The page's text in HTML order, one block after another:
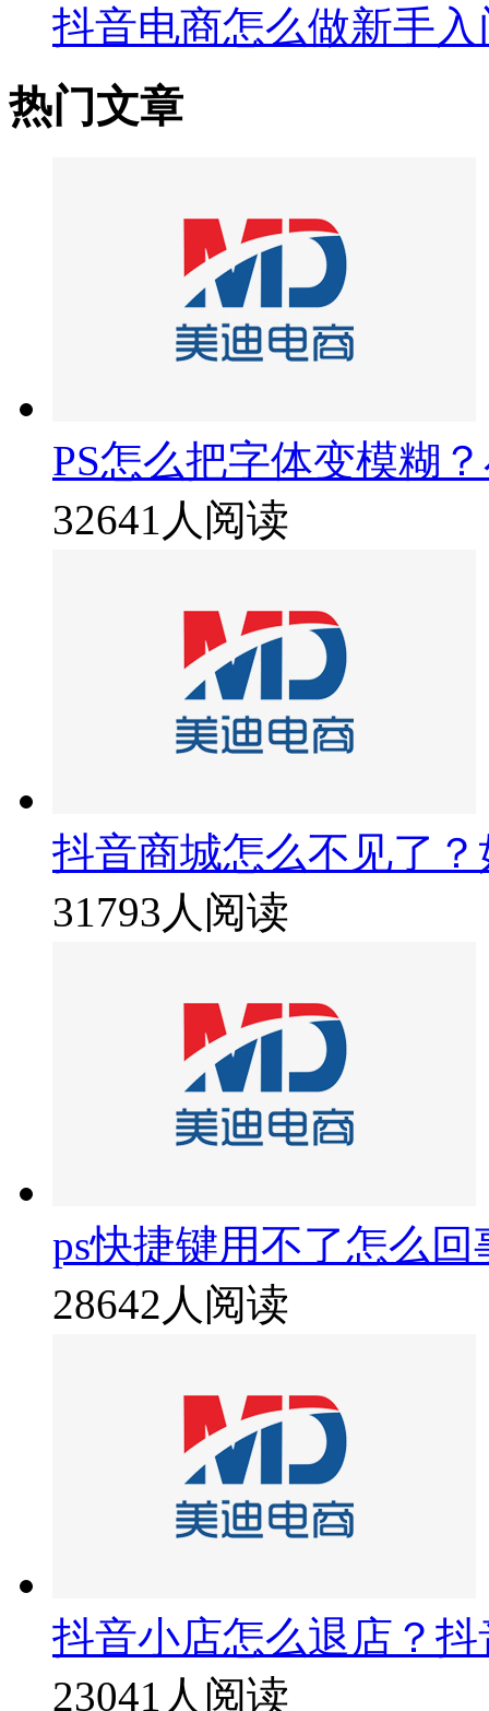
抖音电商怎么做新手
热门文章
PS怎么把字体变模糊
32641人阅读
抖音商城怎么不见了
31793人阅读
ps快捷键用不了怎么
28642人阅读
抖音小店怎么退店？
23041人阅读